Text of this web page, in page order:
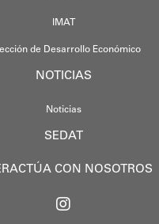
IMAT
de Desarrollo Económico
NOTICIAS
Noticias
SEDAT
CON NOSOTROS